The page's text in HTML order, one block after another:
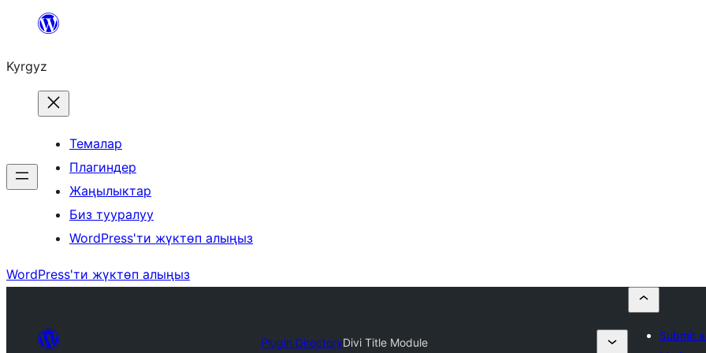
Мазмунга
Kyrgyz
Темалар
Плагиндер
Жаңылыктар
Биз тууралуу
WordPress'ти жүктөп алыңыз
WordPress'ти жүктөп алыңыз
Plugin DirectoryDivi Title Module
Submit